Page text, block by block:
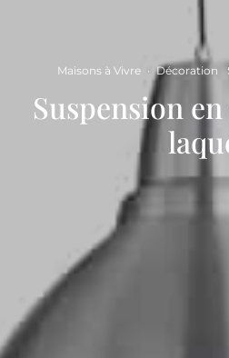
Maisons à Vivre · Décoration
Suspension